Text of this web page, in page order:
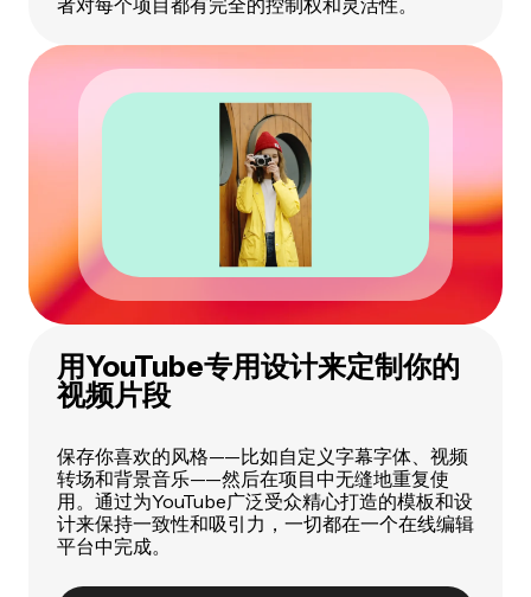
者对每个项目都有完全的控制权和灵活性。
用YouTube专用设计来定制你的
视频片段
保存你喜欢的风格——比如自定义字幕字体、视频
转场和背景音乐——然后在项目中无缝地重复使
用。通过为YouTube广泛受众精心打造的模板和设
计来保持一致性和吸引力，一切都在一个在线编辑
平台中完成。